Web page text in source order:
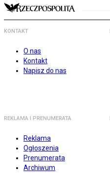
KONTAKT
O nas
Kontakt
Napisz do nas
REKLAMA I PRENUMERATA
Reklama
Ogłoszenia
Prenumerata
Archiwum